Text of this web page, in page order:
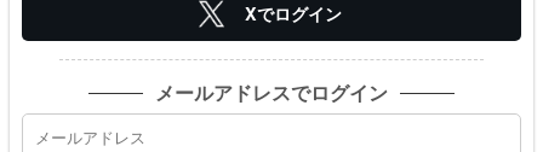
Xでログイン
メールアドレスでログイン